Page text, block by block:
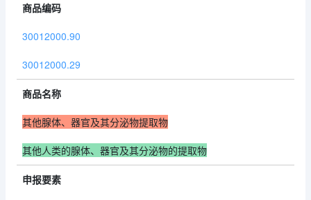
商品编码
30012000.90
30012000.29
商品名称
其他腺体、器官及其分泌物提取物
其他人类的腺体、器官及其分泌物的提取物
申报要素